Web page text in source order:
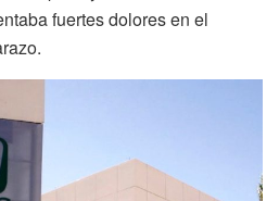
fuertes dolores en el